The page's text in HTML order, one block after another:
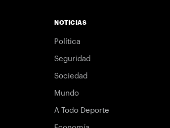
NOTICIAS
Política
Seguridad
Sociedad
Mundo
A Todo Deporte